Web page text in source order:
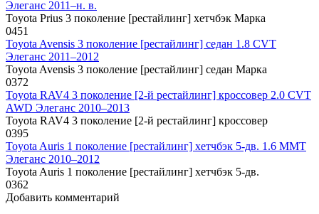
Элеганс 2011–н. в.
Toyota Prius 3 поколение [рестайлинг] хетчбэк Марка
0451
Toyota Avensis 3 поколение [рестайлинг] седан 1.8 CVT
Элеганс 2011–2012
Toyota Avensis 3 поколение [рестайлинг] седан Марка
0372
Toyota RAV4 3 поколение [2-й рестайлинг] кроссовер 2.0 CVT
AWD Элеганс 2010–2013
Toyota RAV4 3 поколение [2-й рестайлинг] кроссовер
0395
Toyota Auris 1 поколение [рестайлинг] хетчбэк 5-дв. 1.6 MMT
Элеганс 2010–2012
Toyota Auris 1 поколение [рестайлинг] хетчбэк 5-дв.
0362
Добавить комментарий